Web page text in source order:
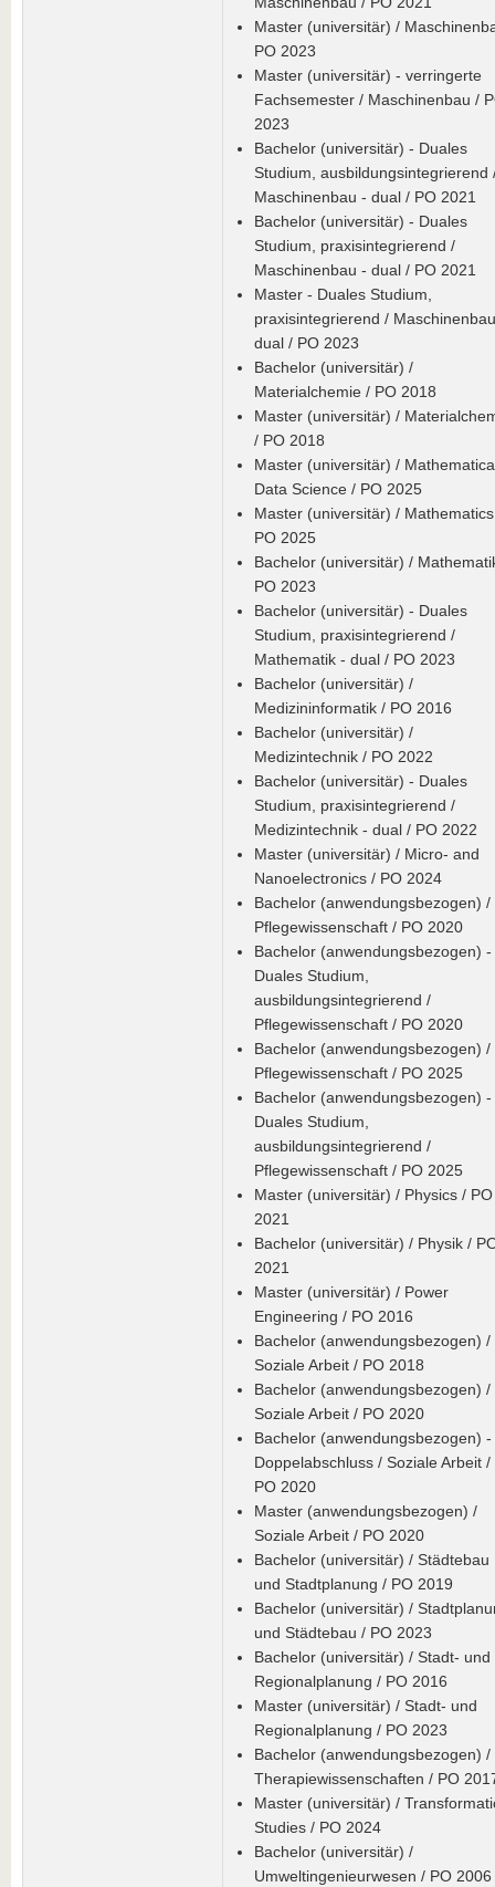
Master (universitär) /
PO 2023
Master (universitär) - verringerte
Fachsemester / Maschinenbau /
2023
Bachelor (universitär) - Duales
Studium, ausbildungsintegrierend
Maschinenbau - dual / PO 2021
Bachelor (universitär) - Duales
Studium, praxisintegrierend /
Maschinenbau - dual / PO 2021
Master - Duales Studium,
praxisintegrierend /
dual / PO 2023
Bachelor (universitär) /
Materialchemie / PO 2018
Master (universitär) /
/ PO 2018
Master (universitär) /
Data Science / PO 2025
Master (universitär) /
PO 2025
Bachelor (universitär) /
PO 2023
Bachelor (universitär) - Duales
Studium, praxisintegrierend /
Mathematik - dual / PO 2023
Bachelor (universitär) /
Medizininformatik / PO 2016
Bachelor (universitär) /
Medizintechnik / PO 2022
Bachelor (universitär) - Duales
Studium, praxisintegrierend /
Medizintechnik - dual / PO 2022
Master (universitär) / Micro- and
Nanoelectronics / PO 2024
Bachelor (anwendungsbezogen) /
Pflegewissenschaft / PO 2020
Bachelor (anwendungsbezogen) -
Duales Studium,
ausbildungsintegrierend /
Pflegewissenschaft / PO 2020
Bachelor (anwendungsbezogen) /
Pflegewissenschaft / PO 2025
Bachelor (anwendungsbezogen) -
Duales Studium,
ausbildungsintegrierend /
Pflegewissenschaft / PO 2025
Master (universitär) / Physics / PO
2021
Bachelor (universitär) / Physik /
2021
Master (universitär) / Power
Engineering / PO 2016
Bachelor (anwendungsbezogen) /
Soziale Arbeit / PO 2018
Bachelor (anwendungsbezogen) /
Soziale Arbeit / PO 2020
Bachelor (anwendungsbezogen) -
Doppelabschluss / Soziale Arbeit /
PO 2020
Master (anwendungsbezogen) /
Soziale Arbeit / PO 2020
Bachelor (universitär) / Städtebau
und Stadtplanung / PO 2019
Bachelor (universitär) /
und Städtebau / PO 2023
Bachelor (universitär) / Stadt- und
Regionalplanung / PO 2016
Master (universitär) / Stadt- und
Regionalplanung / PO 2023
Bachelor (anwendungsbezogen) /
Therapiewissenschaften / PO
Master (universitär) /
Studies / PO 2024
Bachelor (universitär) /
Umweltingenieurwesen / PO 2006